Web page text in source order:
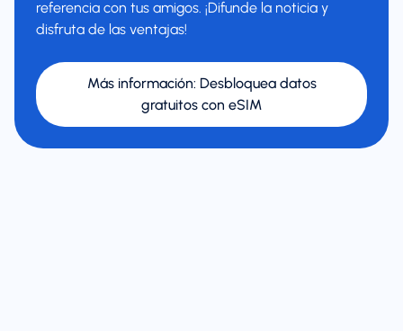
referencia con tus amigos. ¡Difunde la noticia y
disfruta de las ventajas!
Más información: Desbloquea datos
gratuitos con eSIM